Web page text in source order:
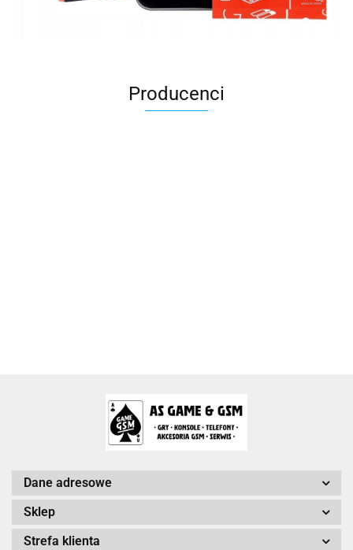
Producenci
Arc System Works Europe
Dane adresowe
Sklep
Strefa klienta